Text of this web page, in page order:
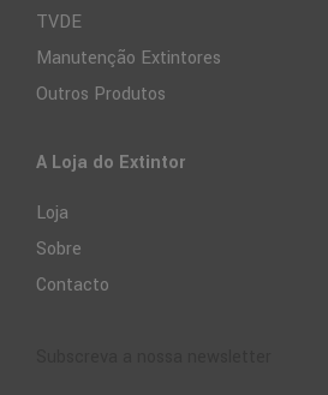
TVDE
Manutenção Extintores
Outros Produtos
A Loja do Extintor
Loja
Sobre
Contacto